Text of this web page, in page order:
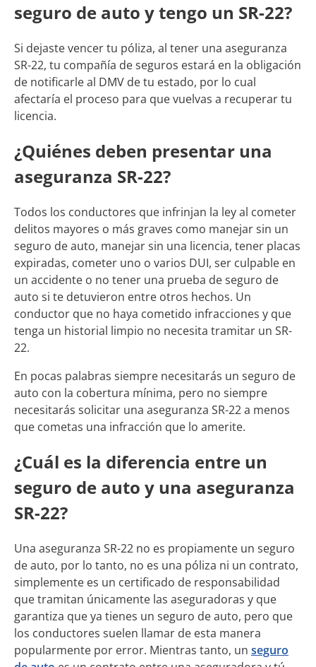
seguro de auto y tengo un SR-22?
Si dejaste vencer tu póliza, al tener una aseguranza
SR-22, tu compañía de seguros estará en la obligación
de notificarle al DMV de tu estado, por lo cual
afectaría el proceso para que vuelvas a recuperar tu
licencia.
¿Quiénes deben presentar una
aseguranza SR-22?
Todos los conductores que infrinjan la ley al cometer
delitos mayores o más graves como manejar sin un
seguro de auto, manejar sin una licencia, tener placas
expiradas, cometer uno o varios DUI, ser culpable en
un accidente o no tener una prueba de seguro de
auto si te detuvieron entre otros hechos. Un
conductor que no haya cometido infracciones y que
tenga un historial limpio no necesita tramitar un SR-
22.
En pocas palabras siempre necesitarás un seguro de
auto con la cobertura mínima, pero no siempre
necesitarás solicitar una aseguranza SR-22 a menos
que cometas una infracción que lo amerite.
¿Cuál es la diferencia entre un
seguro de auto y una aseguranza
SR-22?
Una aseguranza SR-22 no es propiamente un seguro
de auto, por lo tanto, no es una póliza ni un contrato,
simplemente es un certificado de responsabilidad
que tramitan únicamente las aseguradoras y que
garantiza que ya tienes un seguro de auto, pero que
los conductores suelen llamar de esta manera
popularmente por error. Mientras tanto, un seguro